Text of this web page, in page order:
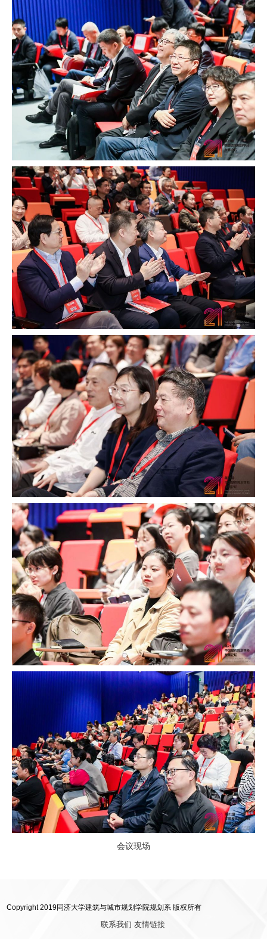
会议现场
Copyright 2019同济大学建筑与城市规划学院规划系 版权所有
联系我们 友情链接